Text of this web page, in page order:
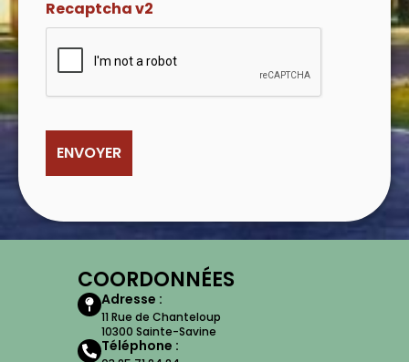
Recaptcha v2
COORDONNÉES
Adresse :
11 Rue de Chanteloup
10300 Sainte-Savine
Téléphone :